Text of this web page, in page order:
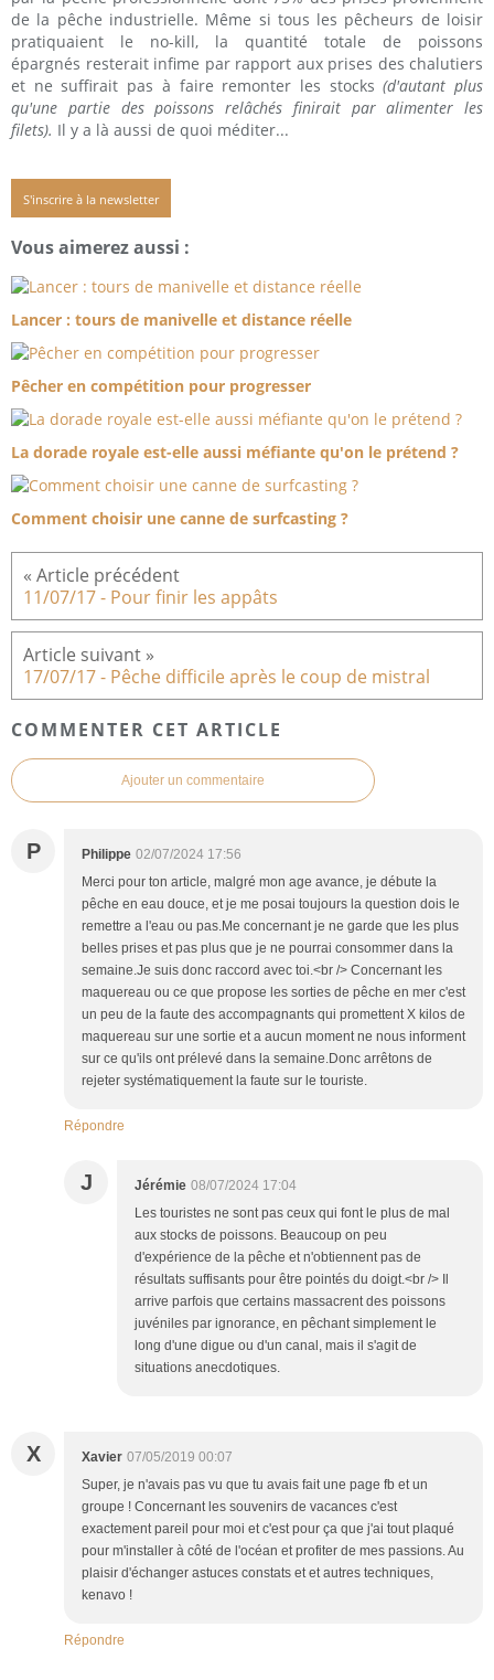
de la pêche industrielle. Même si tous les pêcheurs de loisir
pratiquaient le no-kill, la quantité totale de poissons
épargnés resterait infime par rapport aux prises des chalutiers
et ne suffirait pas à faire remonter les stocks(d'autant plus
qu'une partie des poissons relâchés finirait par alimenter les
filets). Il y a là aussi de quoi méditer...
S'inscrire à la newsletter
Vous aimerez aussi :
Lancer : tours de manivelle et distance réelle
Pêcher en compétition pour progresser
La dorade royale est-elle aussi méfiante qu'on le prétend ?
Comment choisir une canne de surfcasting ?
11/07/17 - Pour finir les appâts
17/07/17 - Pêche difficile après le coup de mistral
COMMENTER CET ARTICLE
Ajouter un commentaire
P Philippe 02/07/2024 17:56
Merci pour ton article, malgré mon age avance, je débute la
pêche en eau douce, et je me posai toujours la question dois le
remettre a l'eau ou pas.Me concernant je ne garde que les plus
belles prises et pas plus que je ne pourrai consommer dans la
semaine.Je suis donc raccord avec toi.<br /> Concernant les
maquereau ou ce que propose les sorties de pêche en mer c'est
un peu de la faute des accompagnants qui promettent X kilos de
maquereau sur une sortie et a aucun moment ne nous informent
sur ce qu'ils ont prélevé dans la semaine.Donc arrêtons de
rejeter systématiquement la faute sur le touriste.
Répondre
J Jérémie 08/07/2024 17:04
Les touristes ne sont pas ceux qui font le plus de mal
aux stocks de poissons. Beaucoup on peu
d'expérience de la pêche et n'obtiennent pas de
résultats suffisants pour être pointés du doigt.<br /> Il
arrive parfois que certains massacrent des poissons
juvéniles par ignorance, en pêchant simplement le
long d'une digue ou d'un canal, mais il s'agit de
situations anecdotiques.
X Xavier 07/05/2019 00:07
Super, je n'avais pas vu que tu avais fait une page fb et un
groupe ! Concernant les souvenirs de vacances c'est
exactement pareil pour moi et c'est pour ça que j'ai tout plaqué
pour m'installer à côté de l'océan et profiter de mes passions. Au
plaisir d'échanger astuces constats et et autres techniques,
kenavo !
Répondre